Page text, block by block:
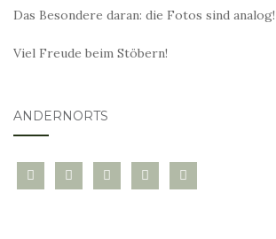
Das Besondere daran: die Fotos sind analog!
Viel Freude beim Stöbern!
ANDERNORTS
bloglovininstagramtwitter pinterest
mail